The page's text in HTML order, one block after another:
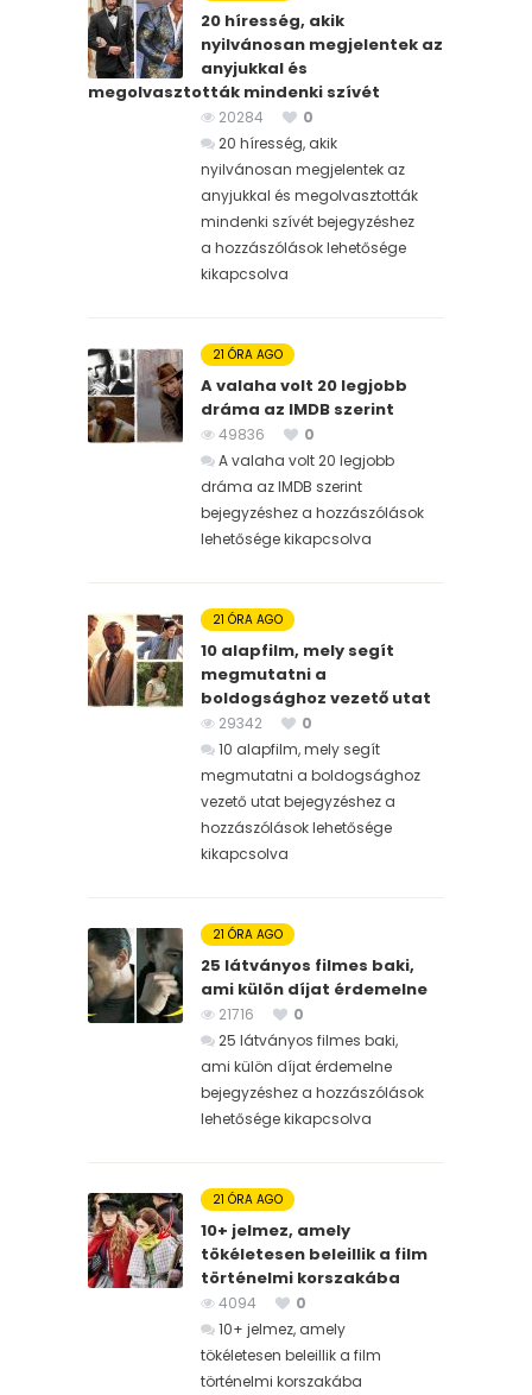
20 híresség, akik
nyilvánosan megjelentek az
anyjukkal és
megolvasztották mindenki szívét
20284
0
20 híresség, akik
nyilvánosan megjelentek az
anyjukkal és megolvasztották
mindenki szívét bejegyzéshez
a hozzászólások lehetősége
kikapcsolva
21 ÓRA AGO
A valaha volt 20 legjobb
dráma az IMDB szerint
49836
0
A valaha volt 20 legjobb
dráma az IMDB szerint
bejegyzéshez a hozzászólások
lehetősége kikapcsolva
21 ÓRA AGO
10 alapfilm, mely segít
megmutatni a
boldogsághoz vezető utat
29342
0
10 alapfilm, mely segít
megmutatni a boldogsághoz
vezető utat bejegyzéshez a
hozzászólások lehetősége
kikapcsolva
21 ÓRA AGO
25 látványos filmes baki,
ami külön díjat érdemelne
21716
0
25 látványos filmes baki,
ami külön díjat érdemelne
bejegyzéshez a hozzászólások
lehetősége kikapcsolva
21 ÓRA AGO
10+ jelmez, amely
tökéletesen beleillik a film
történelmi korszakába
4094
0
10+ jelmez, amely
tökéletesen beleillik a film
történelmi korszakába